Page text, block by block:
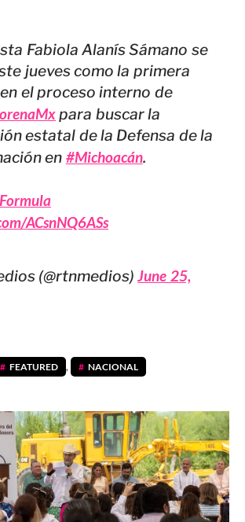
Fabiola Alanís Sámano se
jueves como la primera
el proceso interno de
para buscar la
estatal de la Defensa de la
en #Michoacán.
ACsnNQ6ASs
(@rtnmedios)June 25,
FEATURED , NACIONAL